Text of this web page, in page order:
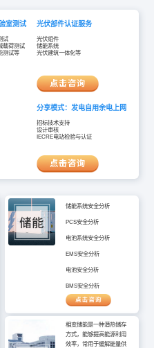
室测试
试
载荷测试
测试等
光伏部件认证服务
光伏组件
储能系统
光伏建筑一体化等
分享模式：发电自用余电上网
招标技术支持
设计审核
IECRE电站检验与认证
储能系统安全分析
PCS安全分析
电池系统安全分析
EMS安全分析
电池安全分析
BMS安全分析
相变储能是一种潜热储存
方式，能够提高能源利用
效率，常用于缓解能量供